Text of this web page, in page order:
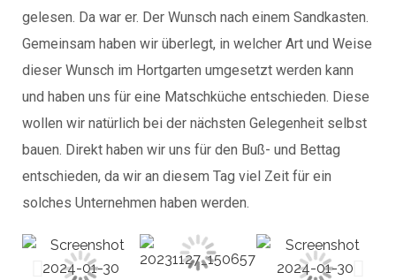
gelesen. Da war er. Der Wunsch nach einem Sandkasten.
Gemeinsam haben wir überlegt, in welcher Art und Weise
dieser Wunsch im Hortgarten umgesetzt werden kann
und haben uns für eine Matschküche entschieden. Diese
wollen wir natürlich bei der nächsten Gelegenheit selbst
bauen. Direkt haben wir uns für den Buß- und Bettag
entschieden, da wir an diesem Tag viel Zeit für ein
solches Unternehmen haben werden.